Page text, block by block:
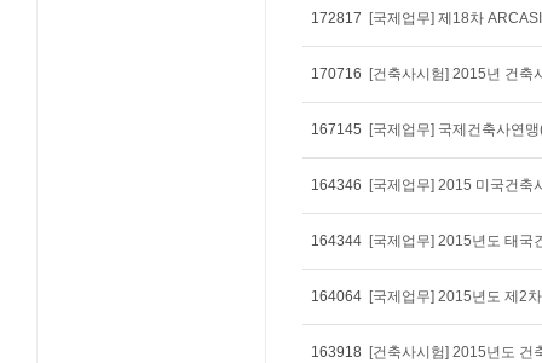
172817 [국제업무] 제18차
170716 [건축사시험] 2015년 건축
167145
164346 [국제업무] 2015 미국건축
164344 [국제업무] 2015년도 태국
164064 [국제업무] 2015년도 제2
163918 [건축사시험] 2015년도 건